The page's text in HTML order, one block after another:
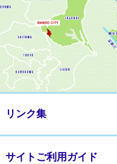
リンク集
サイトご利用ガイド